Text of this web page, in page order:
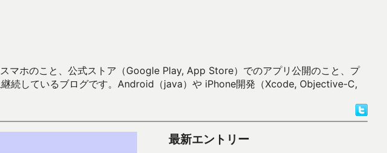
マホのこと、公式ストア（Google Play, App Store）でのアプリ公開のこと、プ
続しているブログです。Android（java）や iPhone開発（Xcode, Objective-C,
最新エントリー